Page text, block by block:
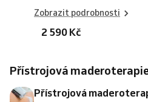
Zobrazit podrobnosti
2 590 Kč
Přístrojová
Přístrojová